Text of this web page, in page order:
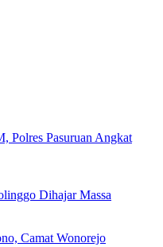
Polres Pasuruan Angkat
Dihajar Massa
Camat Wonorejo